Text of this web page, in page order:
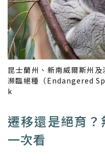
昆士蘭州、新南威爾斯州
瀕臨絕種（Endangered
k
遷移還是絕育
一次看